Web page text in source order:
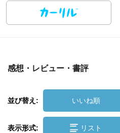
感想・レビュー・書評
並び替え: いいね順
表示形式: リスト